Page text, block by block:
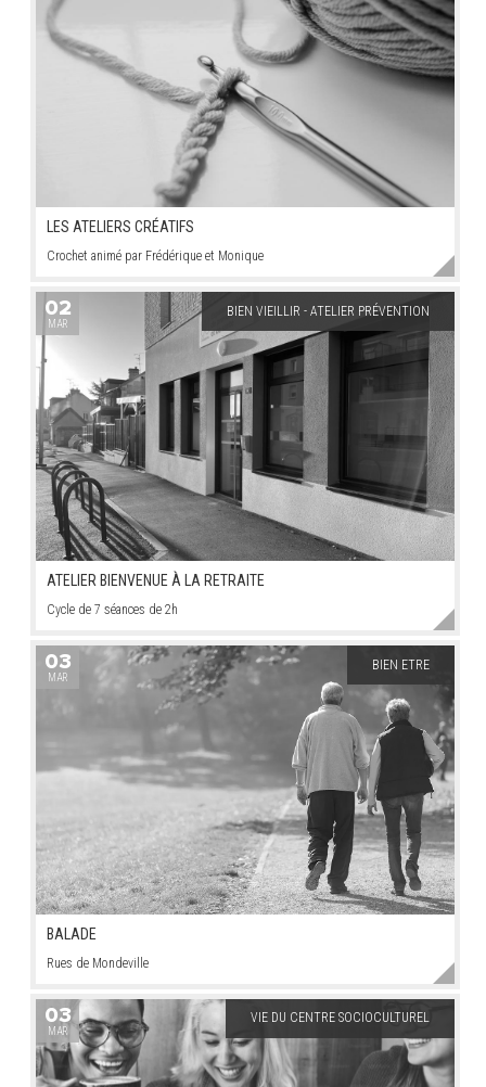
LES ATELIERS CRÉATIFS
Crochet animé par Frédérique et Monique
ATELIER BIENVENUE À LA RETRAITE
Cycle de 7 séances de 2h
02
MAR
BIEN VIEILLIR - ATELIER PRÉVENTION
BALADE
Rues de Mondeville
03
MAR
BIEN ETRE
03
MAR
VIE DU CENTRE SOCIOCULTUREL